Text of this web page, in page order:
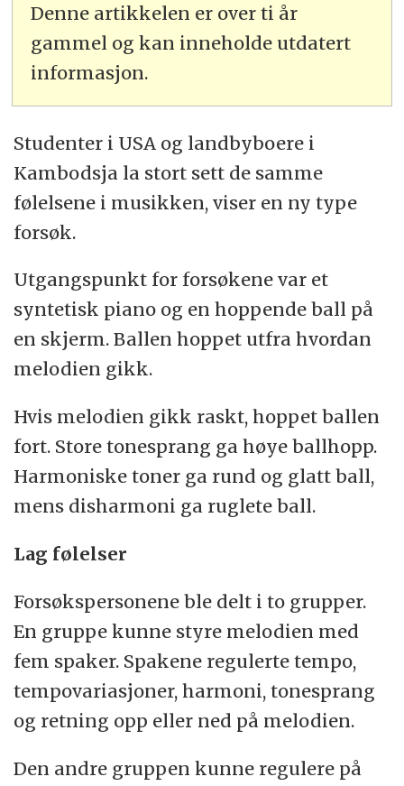
Denne artikkelen er over ti år
gammel og kan inneholde utdatert
informasjon.
Studenter i USA og landbyboere i
Kambodsja la stort sett de samme
følelsene i musikken, viser en ny type
forsøk.
Utgangspunkt for forsøkene var et
syntetisk piano og en hoppende ball på
en skjerm. Ballen hoppet utfra hvordan
melodien gikk.
Hvis melodien gikk raskt, hoppet ballen
fort. Store tonesprang ga høye ballhopp.
Harmoniske toner ga rund og glatt ball,
mens disharmoni ga ruglete ball.
Lag følelser
Forsøkspersonene ble delt i to grupper.
En gruppe kunne styre melodien med
fem spaker. Spakene regulerte tempo,
tempovariasjoner, harmoni, tonesprang
og retning opp eller ned på melodien.
Den andre gruppen kunne regulere på